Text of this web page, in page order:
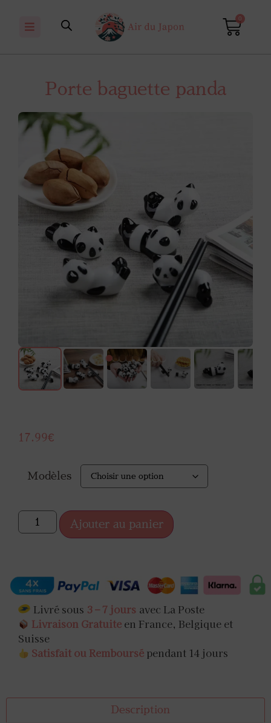
0
Porte baguette panda
17.99€
Modèles
Ajouter au panier
Livré sous 3 – 7 jours avec La Poste
Livraison Gratuite en France, Belgique et
Suisse
Satisfait ou Remboursé pendant 14 jours
Description